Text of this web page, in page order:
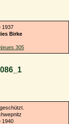
1937
Birke
305
1940